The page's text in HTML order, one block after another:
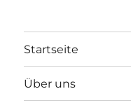
Startseite
Über uns